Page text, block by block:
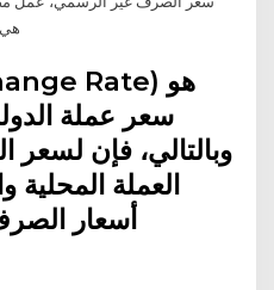
سعر عملة
وبالتالي، فإن
العملة المحلية
أسعار